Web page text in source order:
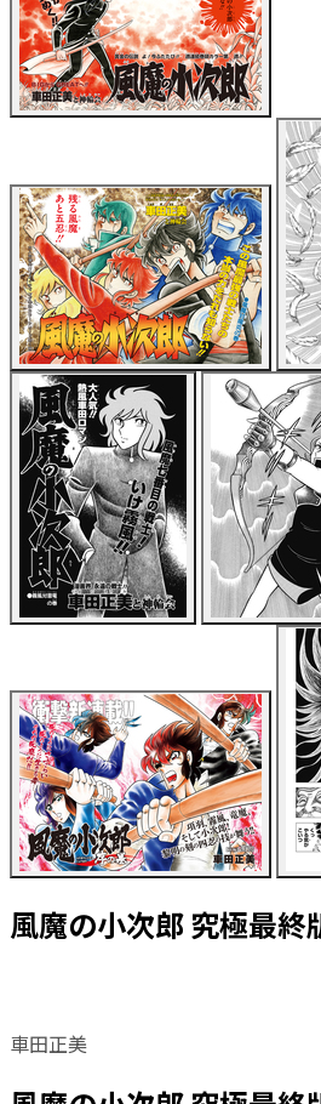
風魔の小次郎 究極最終
車田正美